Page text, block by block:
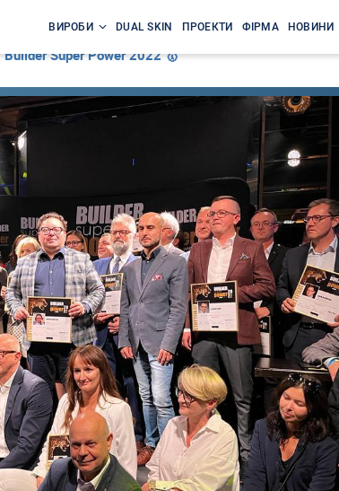
ВИРОБИ DUAL SKIN ПРОЕКТИ ФІРМА НОВИНИ
Builder Super Power 2022 🥇